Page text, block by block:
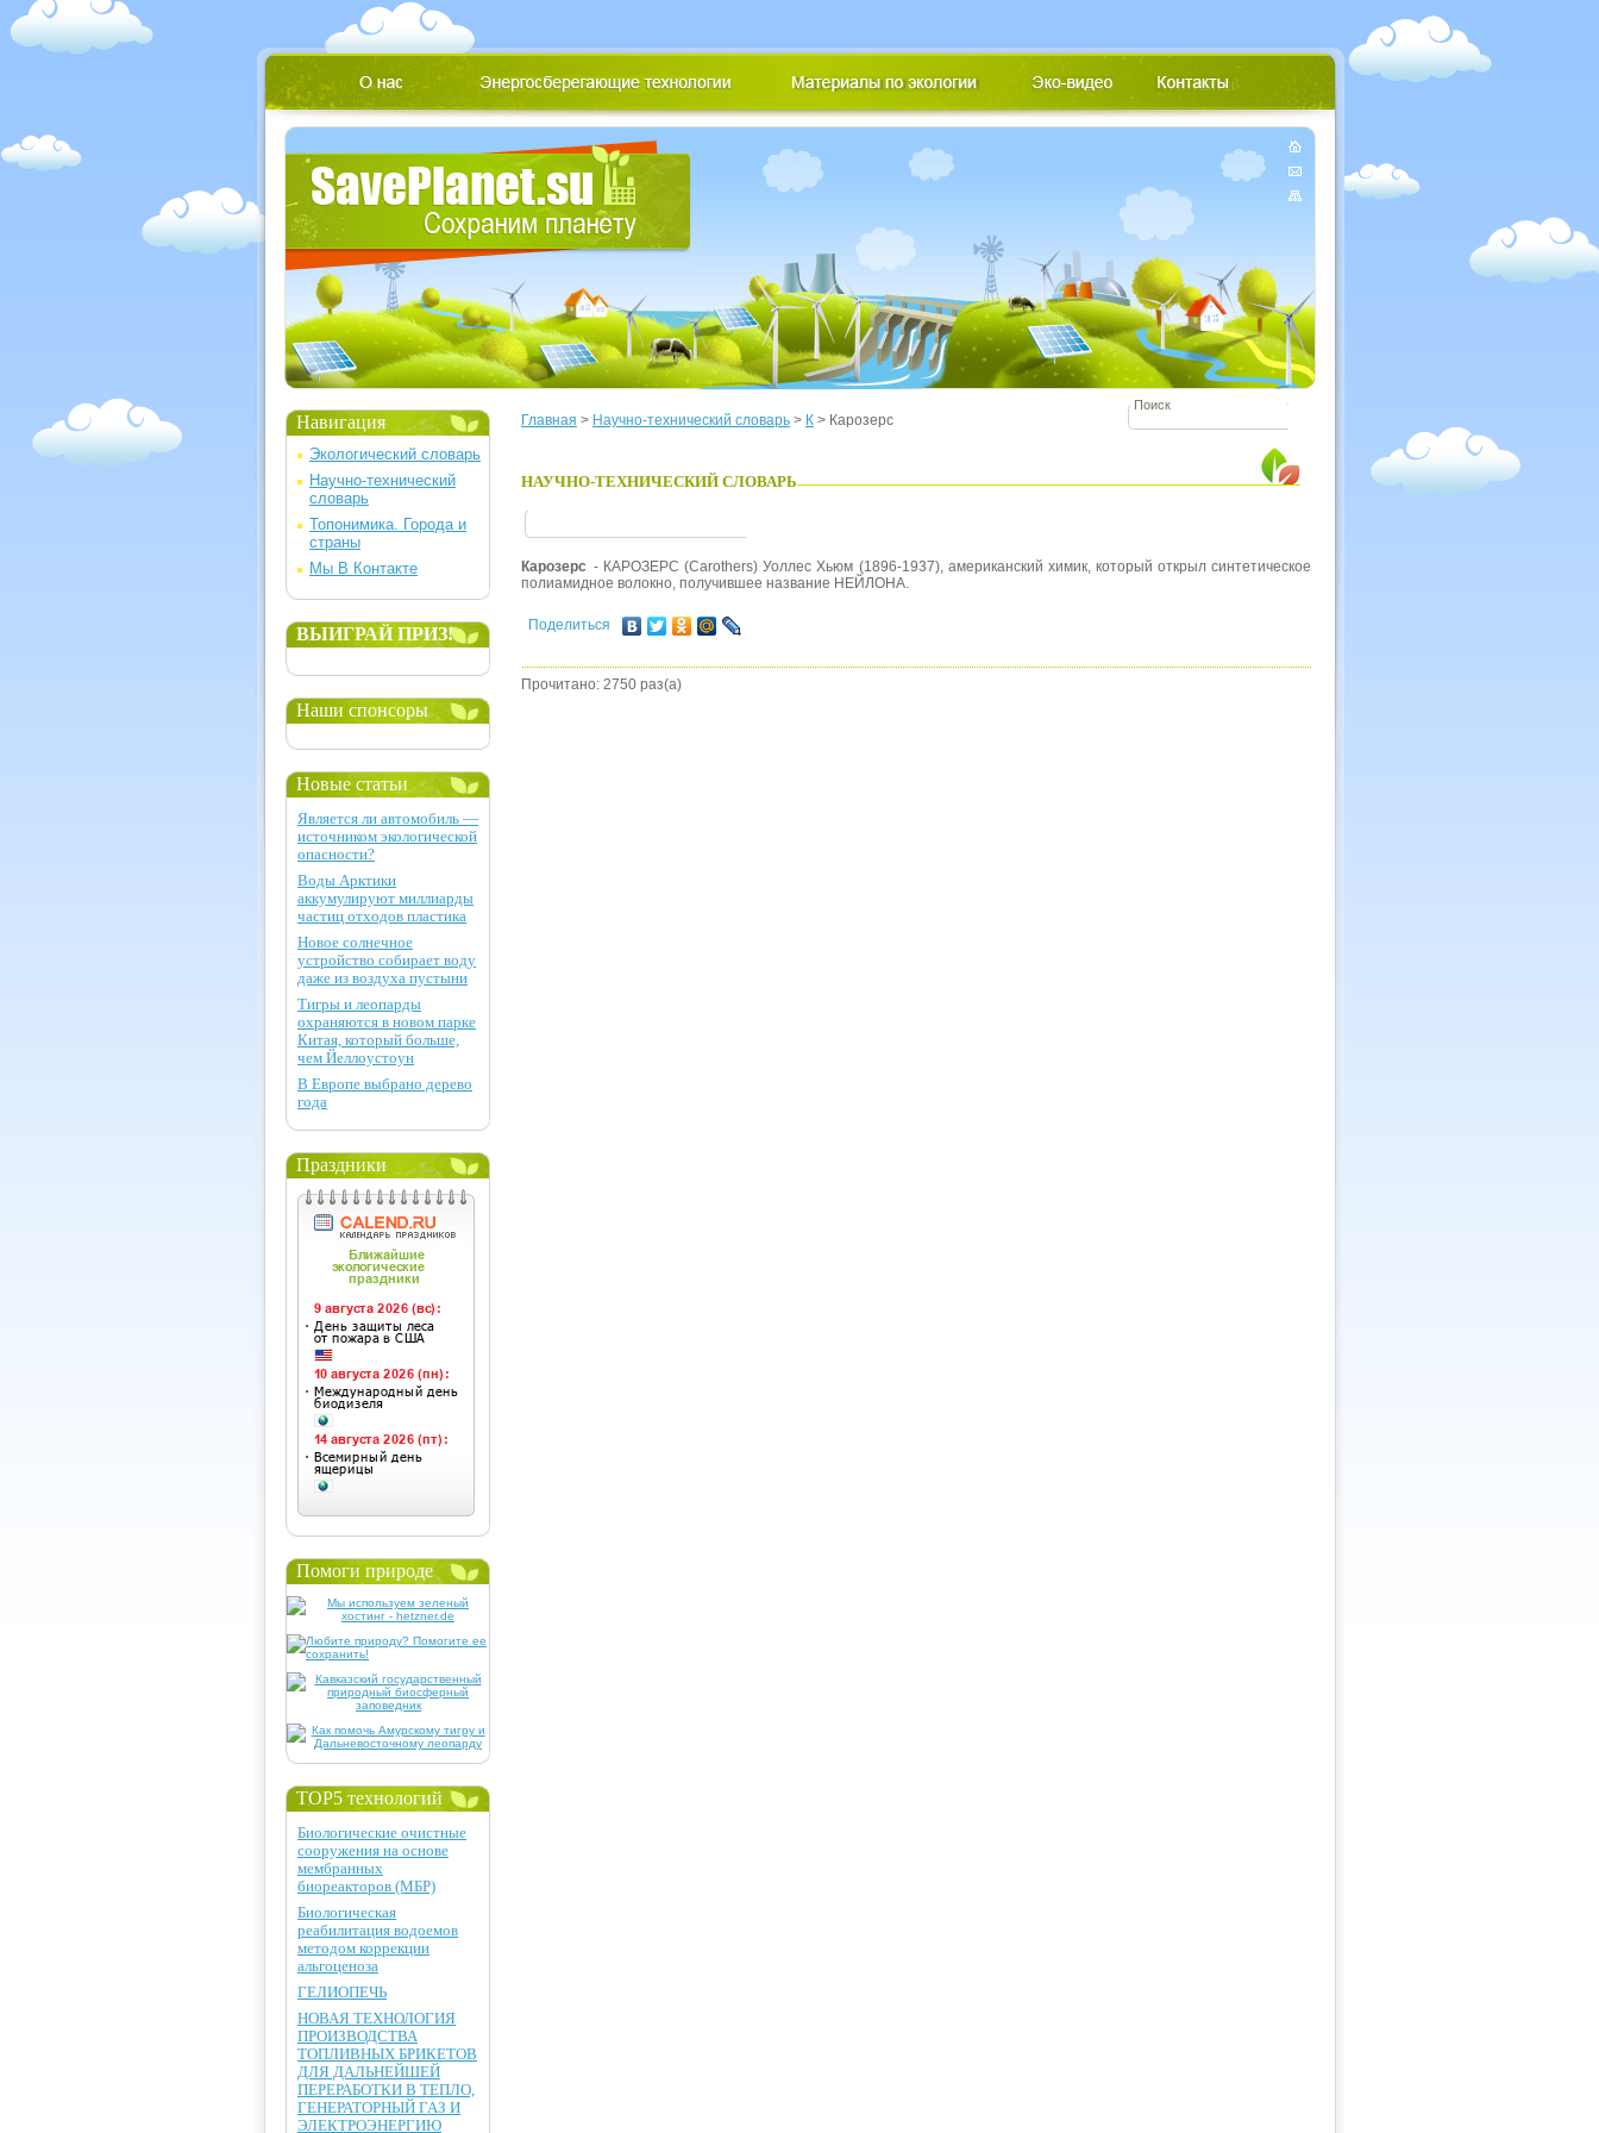
Главная > Научно-технический словарь > К > Карозерс
НАУЧНО-ТЕХНИЧЕСКИЙ СЛОВАРЬ
Карозерс - КАРОЗЕРС (Carothers) Уоллес Хьюм (1896-1937), американский химик, который открыл синтетическое
полиамидное волокно, получившее название НЕЙЛОНА.
Поделиться
Прочитано: 2750 раз(а)
Навигация
Экологический словарь
Научно-технический
словарь
Топонимика. Города и
страны
Мы В Контакте
ВЫИГРАЙ ПРИЗ!
Наши спонсоры
Новые статьи
Является ли автомобиль —
источником экологической
опасности?
Воды Арктики
аккумулируют миллиарды
частиц отходов пластика
Новое солнечное
устройство собирает воду
даже из воздуха пустыни
Тигры и леопарды
охраняются в новом парке
Китая, который больше,
чем Йеллоустоун
В Европе выбрано дерево
года
Праздники
Помоги природе
TOP5 технологий
Биологические очистные
сооружения на основе
мембранных
биореакторов (МБР)
Биологическая
реабилитация водоемов
методом коррекции
альгоценоза
ГЕЛИОПЕЧЬ
НОВАЯ ТЕХНОЛОГИЯ
ПРОИЗВОДСТВА
ТОПЛИВНЫХ БРИКЕТОВ
ДЛЯ ДАЛЬНЕЙШЕЙ
ПЕРЕРАБОТКИ В ТЕПЛО,
ГЕНЕРАТОРНЫЙ ГАЗ И
ЭЛЕКТРОЭНЕРГИЮ